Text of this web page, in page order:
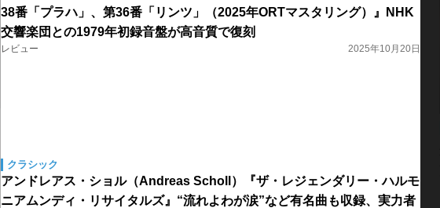
38番「プラハ」、第36番「リンツ」（2025年ORTマスタリング）』NHK
交響楽団との1979年初録音盤が高音質で復刻
レビュー 2025年10月20日
クラシック
アンドレアス・ショル（Andreas Scholl）『ザ・レジェンダリー・ハルモ
ニアムンディ・リサイタルズ』“流れよわが涙”など有名曲も収録、実力者